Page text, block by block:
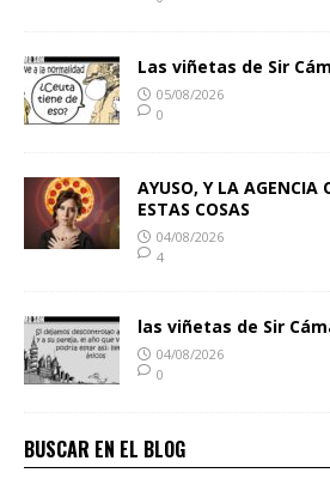
Las viñetas de Sir
05/08/2026
0
AYUSO, Y LA AGENCIA
ESTAS COSAS
04/08/2026
4
las viñetas de Sir
04/08/2026
0
BUSCAR EN EL BLOG